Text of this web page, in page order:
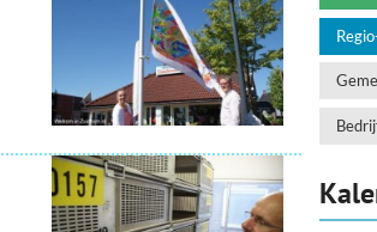
Dieren & Tuin
Horeca & Uitgaan
Vervoer, Auto's & Fietsen